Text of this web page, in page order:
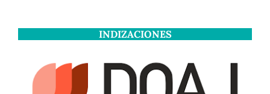
INDIZACIONES